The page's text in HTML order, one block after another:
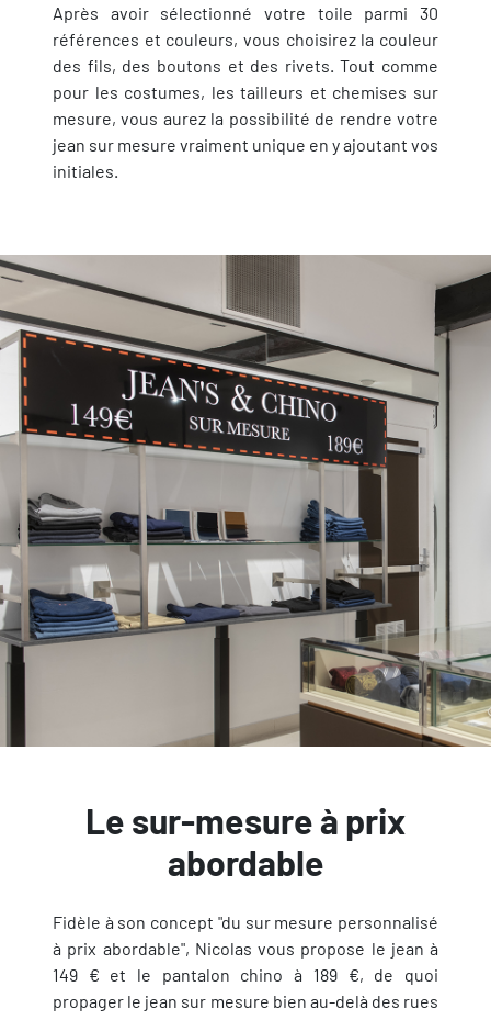
Après avoir sélectionné votre toile parmi 30
références et couleurs, vous choisirez la couleur
des fils, des boutons et des rivets. Tout comme
pour les costumes, les tailleurs et chemises sur
mesure, vous aurez la possibilité de rendre votre
jean sur mesure vraiment unique en y ajoutant vos
initiales.
Le sur-mesure à prix
abordable
Fidèle à son concept "du sur mesure personnalisé
à prix abordable", Nicolas vous propose le jean à
149 € et le pantalon chino à 189 €, de quoi
propager le jean sur mesure bien au-delà des rues